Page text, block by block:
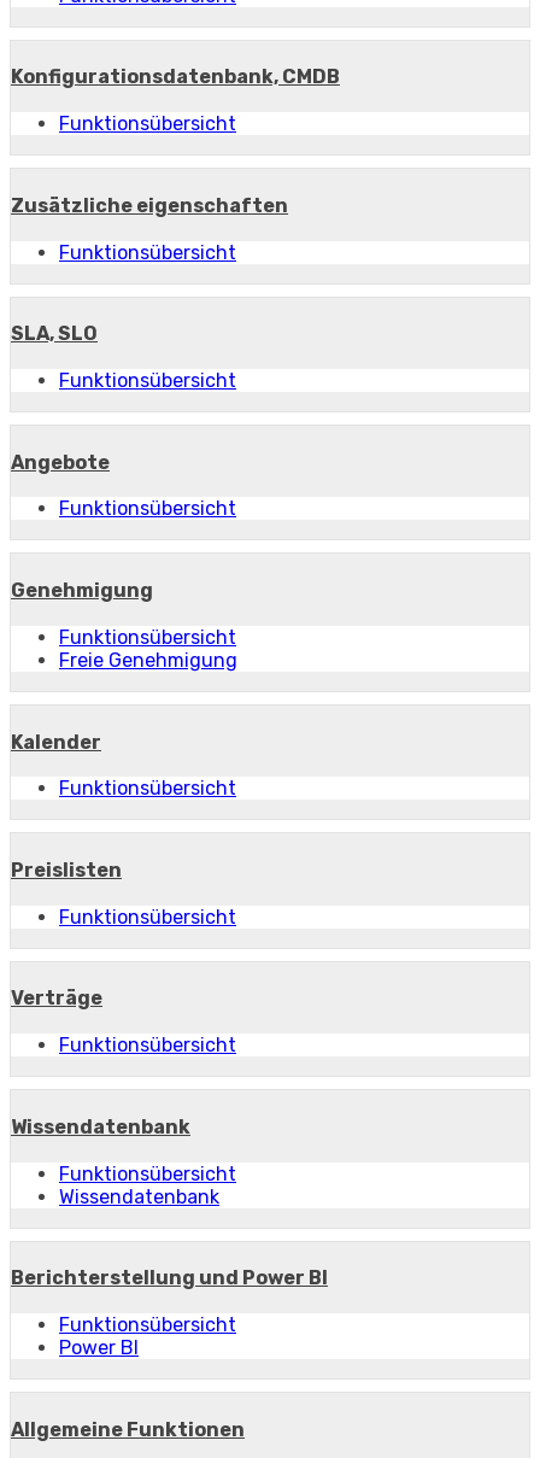
Konfigurationsdatenbank, CMDB
Funktionsübersicht
Zusätzliche eigenschaften
Funktionsübersicht
SLA, SLO
Funktionsübersicht
Angebote
Funktionsübersicht
Genehmigung
Funktionsübersicht
Freie Genehmigung
Kalender
Funktionsübersicht
Preislisten
Funktionsübersicht
Verträge
Funktionsübersicht
Wissendatenbank
Funktionsübersicht
Wissendatenbank
Berichterstellung und Power BI
Funktionsübersicht
Power BI
Allgemeine Funktionen